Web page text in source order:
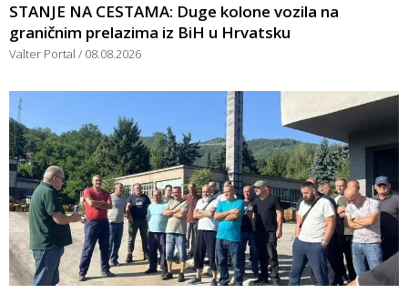
STANJE NA CESTAMA: Duge kolone vozila na
graničnim prelazima iz BiH u Hrvatsku
Valter Portal 08.08.2026